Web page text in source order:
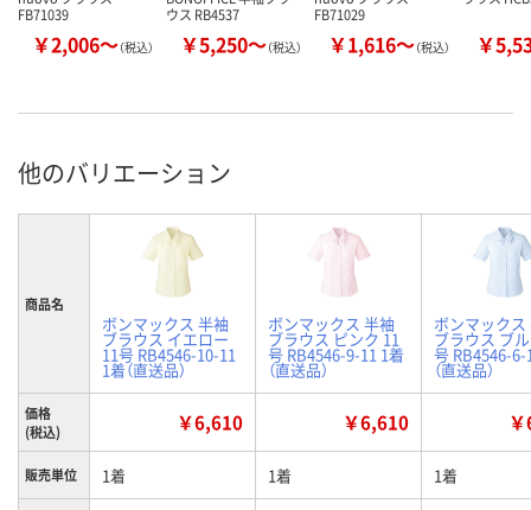
FB71039
￥2,006～（税込）
ウス RB4537
￥5,250～（税込）
FB71029
￥1,616～（税込） ￥
他のバリエーション
商品名
ボンマックス 半袖
ブラウス イエロー
11号 RB4546-10-11
1着（直送品）
ボンマックス 半袖
ブラウス ピンク 11
号 RB4546-9-11 1着
（直送品）
ボンマックス
ブラウス ブ
号 RB4546-6-
（直送品）
価格
(税込)
￥6,610 ￥6,610
販売単位 1着 1着 1着